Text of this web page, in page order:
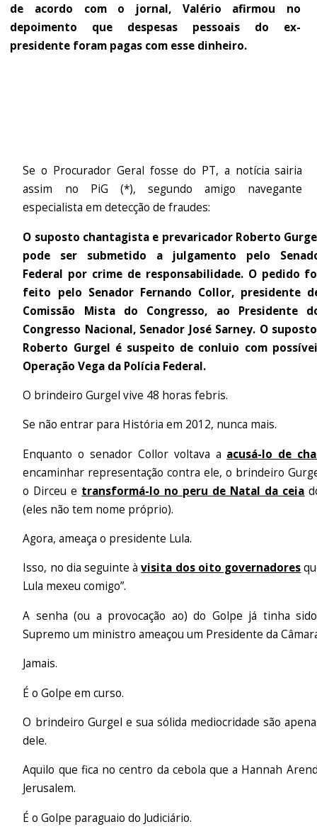
de acordo com o jornal, Valério afirmou no
depoimento que despesas pessoais do ex-
presidente foram pagas com esse dinheiro.
Se o Procurador Geral fosse do PT, a notícia sairia
assim no PiG (*), segundo amigo navegante
especialista em detecção de fraudes:
O suposto chantagista e prevaricador Roberto
pode ser submetido a julgamento pelo
Federal por crime de responsabilidade. O pedido
feito pelo Senador Fernando Collor, presidente
Comissão Mista do Congresso, ao Presidente
Congresso Nacional, Senador José Sarney. O
Roberto Gurgel é suspeito de conluio com
Operação Vega da Polícia Federal.
O brindeiro Gurgel vive 48 horas febris.
Se não entrar para História em 2012, nunca mais.
Enquanto o senador Collor voltava a acusá-lo de
encaminhar representação contra ele, o brindeiro
o Dirceu e transformá-lo no peru de Natal da ceia
(eles não tem nome próprio).
Agora, ameaça o presidente Lula.
Isso, no dia seguinte àvisita dos oito governadores
Lula mexeu comigo”.
A senha (ou a provocação ao) do Golpe já tinha
Supremo um ministro ameaçou um Presidente da
Jamais.
É o Golpe em curso.
O brindeiro Gurgel e sua sólida mediocridade são
dele.
Aquilo que fica no centro da cebola que a Hannah
Jerusalem.
É o Golpe paraguaio do Judiciário.